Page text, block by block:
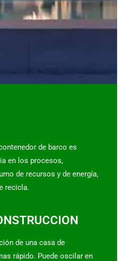
de barco es
en los procesos,
de recursos y de energía,
recicla.
de una casa de
rápido. Puede oscilar en